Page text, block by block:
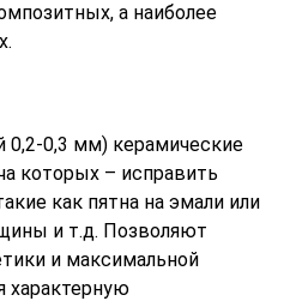
а наиболее
0,2-0,3 мм) керамические
которых – исправить
как пятна на эмали или
и т.д. Позволяют
и максимальной
характерную